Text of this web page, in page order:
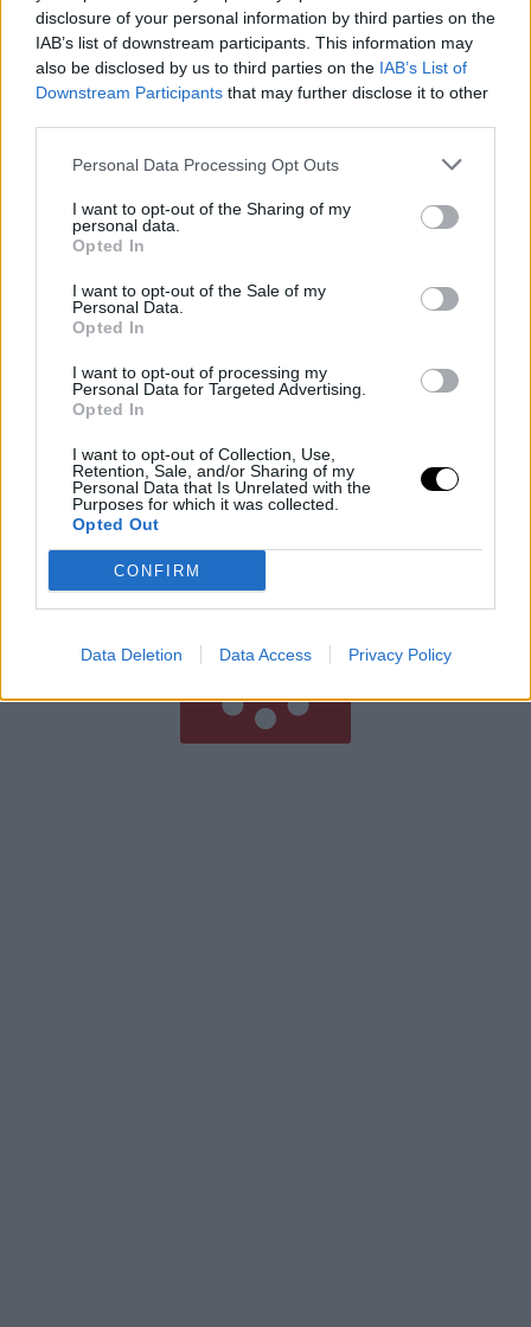
disclosure of your personal information by third parties on the
IAB’s list of downstream participants. This information may
also be disclosed by us to third parties on the IAB’s List of
Downstream Participants that may further disclose it to other
Personal Data Processing Opt Outs
I want to opt-out of the Sharing of my
personal data.
Opted In
I want to opt-out of the Sale of my
Personal Data.
Opted In
I want to opt-out of processing my
Personal Data for Targeted Advertising.
Opted In
I want to opt-out of Collection, Use,
Retention, Sale, and/or Sharing of my
Personal Data that Is Unrelated with the
Purposes for which it was collected.
Opted Out
CONFIRM
Data Deletion Data Access Privacy Policy
Rooby
augusztus 8, 2026
Biometrikus Zsarolása
Az Egyesült Államok vízummentességi programjának
fenntartásához hozzáférést követel az EU-tagállamok
biometrikus adatbázisaihoz, amely gyakorlatilag
zsarolásnak minősül az utazók profilozása és
megfigyelése terén. Az Európai Bizottság
Rooby
augusztus 8, 2026
Még több cikk